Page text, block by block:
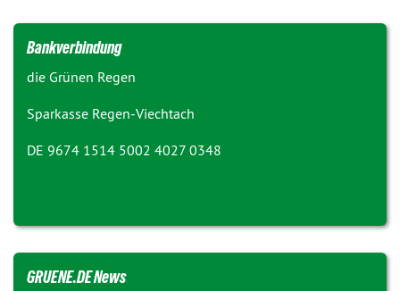
Bankverbindung
die Grünen Regen
Sparkasse Regen-Viechtach
DE 9674 1514 5002 4027 0348
GRUENE.DE News